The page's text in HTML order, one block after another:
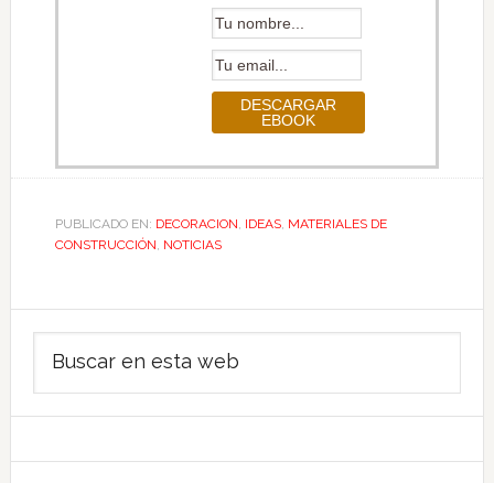
PUBLICADO EN: DECORACION, IDEAS, MATERIALES DE
CONSTRUCCIÓN, NOTICIAS
Barra
lateral
principal